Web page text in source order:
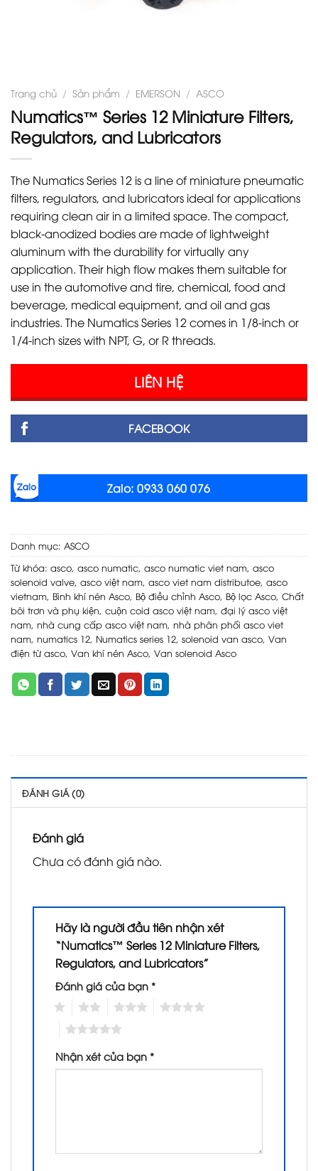
Trang chủ / Sản phẩm / EMERSON / ASCO
Numatics™ Series 12 Miniature Filters,
Regulators, and Lubricators
The Numatics Series 12 is a line of miniature pneumatic
filters, regulators, and lubricators ideal for applications
requiring clean air in a limited space. The compact,
black-anodized bodies are made of lightweight
aluminum with the durability for virtually any
application. Their high flow makes them suitable for
use in the automotive and tire, chemical, food and
beverage, medical equipment, and oil and gas
industries. The Numatics Series 12 comes in 1/8-inch or
1/4-inch sizes with NPT, G, or R threads.
LIÊN HỆ
FACEBOOK
Zalo: 0933 060 076
Danh mục: ASCO
Từ khóa: asco, asco numatic, asco numatic viet nam, asco
solenoid valve, asco việt nam, asco viet nam distributoe, asco
vietnam, Bình khí nén Asco, Bộ điều chỉnh Asco, Bộ lọc Asco, Chất
bôi trơn và phụ kiện, cuộn coid asco việt nam, đại lý asco việt
nam, nhà cung cấp asco việt nam, nhà phân phối asco viet
nam, numatics 12, Numatics series 12, solenoid van asco, Van
điện từ asco, Van khí nén Asco, Van solenoid Asco
ĐÁNH GIÁ (0)
Đánh giá
Chưa có đánh giá nào.
Hãy là người đầu tiên nhận xét
“Numatics™ Series 12 Miniature Filters,
Regulators, and Lubricators”
Đánh giá của bạn *
Nhận xét của bạn *